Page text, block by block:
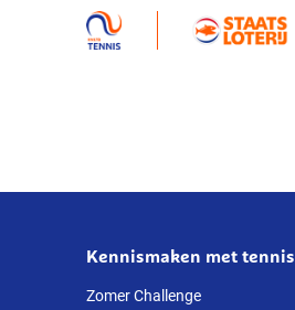
Over
deze
Kennismaken met tennis
Zomer Challenge